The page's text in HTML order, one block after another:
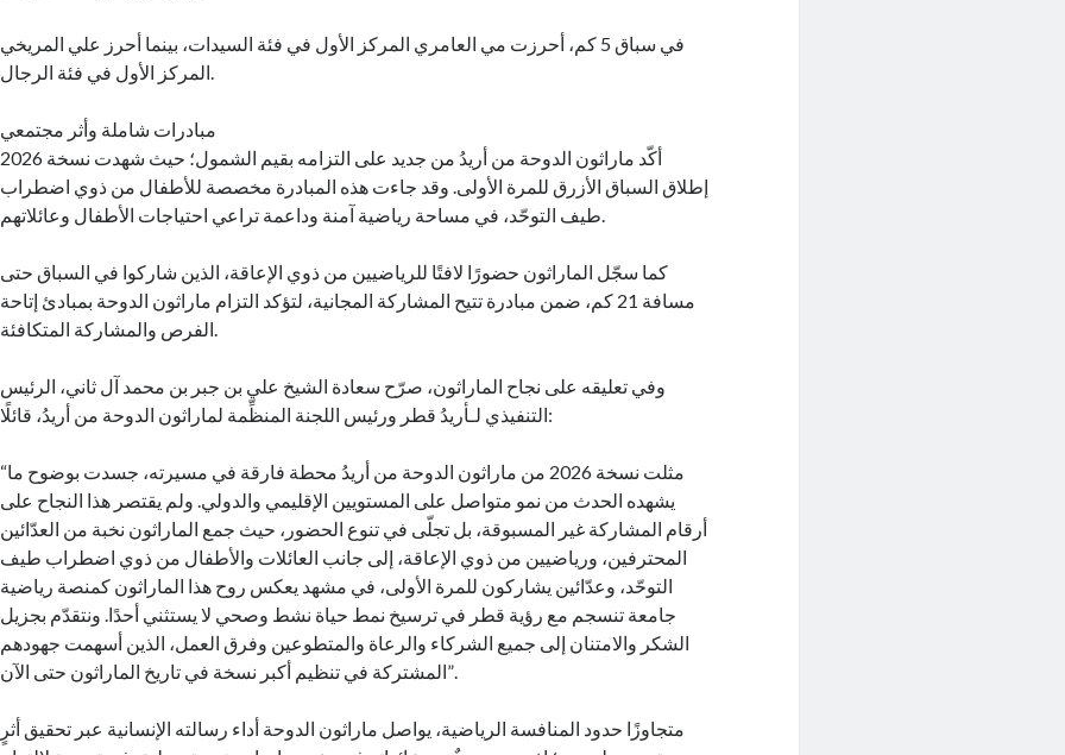
في سباق 5 كم، أحرزت مي العامري المركز الأول في فئة السيدات، بينما أحرز علي المريخي
المركز الأول في فئة الرجال.
مبادرات شاملة وأثر مجتمعي
أكّد ماراثون الدوحة من أريدُ من جديد على التزامه بقيم الشمول؛ حيث شهدت نسخة 2026
إطلاق السباق الأزرق للمرة الأولى. وقد جاءت هذه المبادرة مخصصة للأطفال من ذوي اضطراب
طيف التوحّد، في مساحة رياضية آمنة وداعمة تراعي احتياجات الأطفال وعائلاتهم.
كما سجّل الماراثون حضورًا لافتًا للرياضيين من ذوي الإعاقة، الذين شاركوا في السباق حتى
مسافة 21 كم، ضمن مبادرة تتيح المشاركة المجانية، لتؤكد التزام ماراثون الدوحة بمبادئ إتاحة
الفرص والمشاركة المتكافئة.
وفي تعليقه على نجاح الماراثون، صرّح سعادة الشيخ علي بن جبر بن محمد آل ثاني، الرئيس
التنفيذي لـأريدُ قطر ورئيس اللجنة المنظِّمة لماراثون الدوحة من أريدُ، قائلًا:
“مثلت نسخة 2026 من ماراثون الدوحة من أريدُ محطة فارقة في مسيرته، جسدت بوضوح ما
يشهده الحدث من نمو متواصل على المستويين الإقليمي والدولي. ولم يقتصر هذا النجاح على
أرقام المشاركة غير المسبوقة، بل تجلّى في تنوع الحضور، حيث جمع الماراثون نخبة من العدّائين
المحترفين، ورياضيين من ذوي الإعاقة، إلى جانب العائلات والأطفال من ذوي اضطراب طيف
التوحّد، وعدّائين يشاركون للمرة الأولى، في مشهد يعكس روح هذا الماراثون كمنصة رياضية
جامعة تنسجم مع رؤية قطر في ترسيخ نمط حياة نشط وصحي لا يستثني أحدًا. ونتقدّم بجزيل
الشكر والامتنان إلى جميع الشركاء والرعاة والمتطوعين وفرق العمل، الذين أسهمت جهودهم
المشتركة في تنظيم أكبر نسخة في تاريخ الماراثون حتى الآن”.
متجاوزًا حدود المنافسة الرياضية، يواصل ماراثون الدوحة أداء رسالته الإنسانية عبر تحقيق أثرٍ